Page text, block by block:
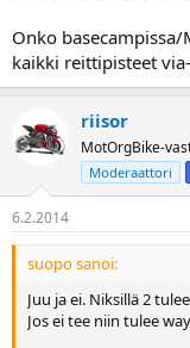
Onko basecampissa/
kaikki reittipisteet
riisor
MotOrgBike-
Moderaattori
6.2.2014
suopo sanoi:
Juu ja ei. Niksillä 2
Jos ei tee niin tulee